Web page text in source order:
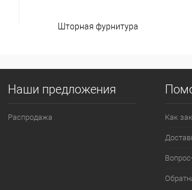
Шторная фурнитура
Наши предложения
Распродажа Как